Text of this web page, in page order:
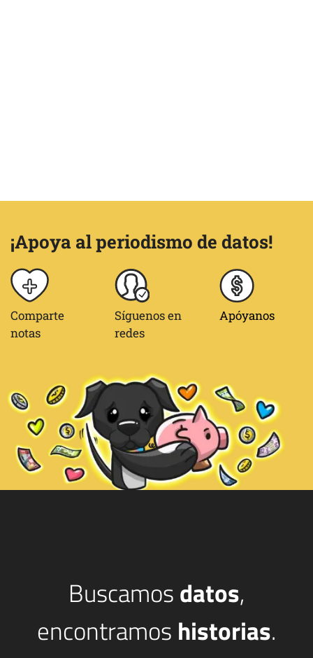
¡Apoya al periodismo de datos!
Comparte
notas
Síguenos en
redes
Apóyanos
Buscamosdatos,
encontramos historias.